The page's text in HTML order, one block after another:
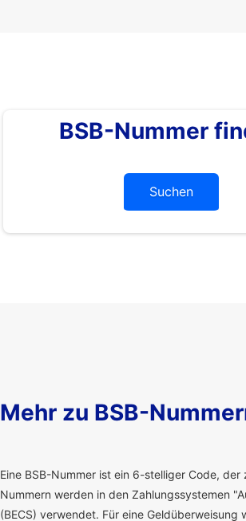
BSB-Nummer
Suchen
Mehr zu BSB-
Eine BSB-Nummer ist ein 6-stelliger Code,
Nummern werden in den Zahlungssystemen
(BECS) verwendet. Für eine